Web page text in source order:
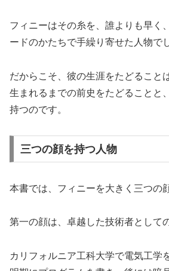
フィニーはその糸を、誰よりも早く
ードのかたちで手繰り寄せた人物で
だからこそ、彼の生涯をたどること
生まれるまでの前史をたどることと
持つのです。
三つの顔を持つ人物
本書では、フィニーを大きく三つの
第一の顔は、卓越した技術者として
カリフォルニア工科大学で電気工学